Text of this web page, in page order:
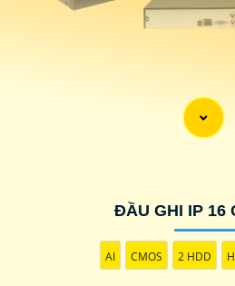
ĐẦU GHI IP 16
AI CMOS 2 HDD